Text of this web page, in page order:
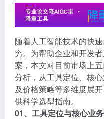
随着人工智能技术的快
穷。为帮助企业和开发
案，本文对目前市场上
分析，从工具定位、核
及价格策略等多维度展
供科学选型指南。
01、工具定位与核心业